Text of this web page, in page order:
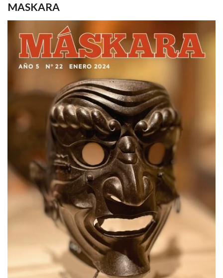
MASKARA